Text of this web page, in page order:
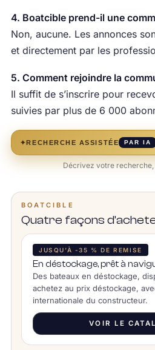
4. Boatcible prend-il une
Non, aucune. Les annonces
et directement par les
5. Comment rejoindre la
Il suffit de s’inscrire pour
suivies par plus de 6 000
✦RECHERCHE ASSISTÉE PAR IA
Décrivez votre
BOATCIBLE
Quatre façons
JUSQU’À -35 % DE REMISE
En déstockage, prêt à
Des bateaux en déstockage,
achetez au prix déstockage,
internationale du constructeur.
VOIR LE